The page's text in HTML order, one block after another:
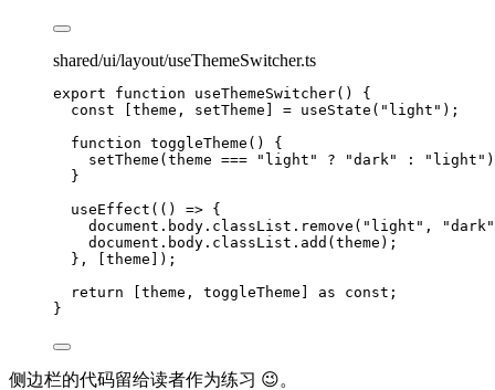
shared/ui/layout/useThemeSwitcher.ts
export function useThemeSwitcher()
{
const [theme , setTheme ] = useState ( " light " );
function toggleTheme ()
{
setTheme (theme === " light " ? "dark " : " light "
}
useEffect ( () => {
document . body . classList . remove ( " light " , "dark "
document . body . classList . add (theme);
} ,
[theme]);
return [theme , toggleTheme] as const ;
}
侧边栏的代码留给读者作为练习 😉。